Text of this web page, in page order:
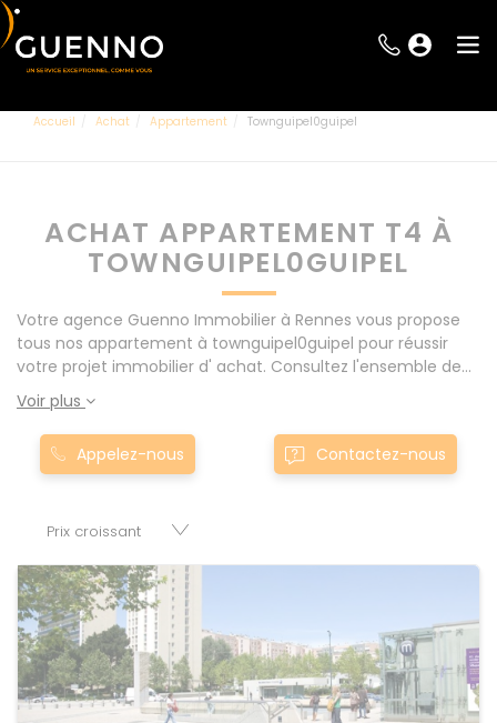
Accueil Achat Appartement Townguipel0guipel
ACHAT APPARTEMENT T4 À
TOWNGUIPEL0GUIPEL
Votre agence Guenno Immobilier à Rennes vous propose
tous nos appartement à townguipel0guipel pour réussir
votre projet immobilier d' achat. Consultez l'ensemble de
nos offres à Rennes mais également aux alentours : Le
Rheu, Pacé, Montgermont... Nos appartement T4 à
townguipel0guipel sont proposés au meilleur prix du
marché pour permettre au plus grand nombre de réussir
appartements, maisons, immeubles, terrains et murs.
Voir plus
Appelez-nous Contactez-nous